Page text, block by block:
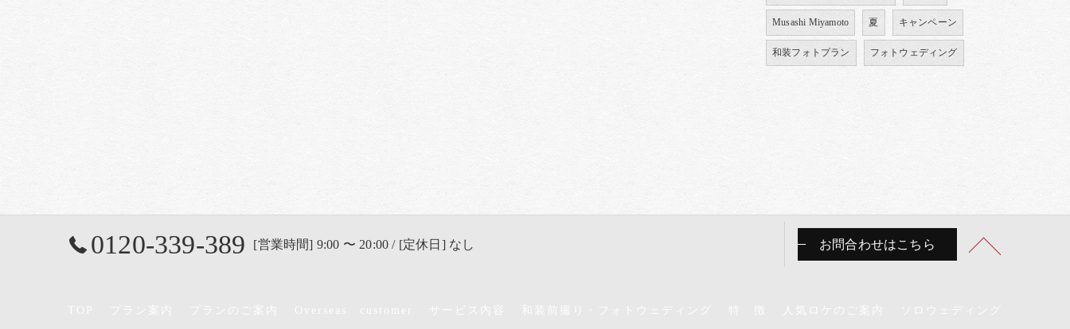
Musashi Miyamoto 夏 キャンペーン
和装フォトプラン フォトウェディング
0120-339-389 [営業時間] 9:00 〜 20:00 / [定休日] なし お問合わせはこちら